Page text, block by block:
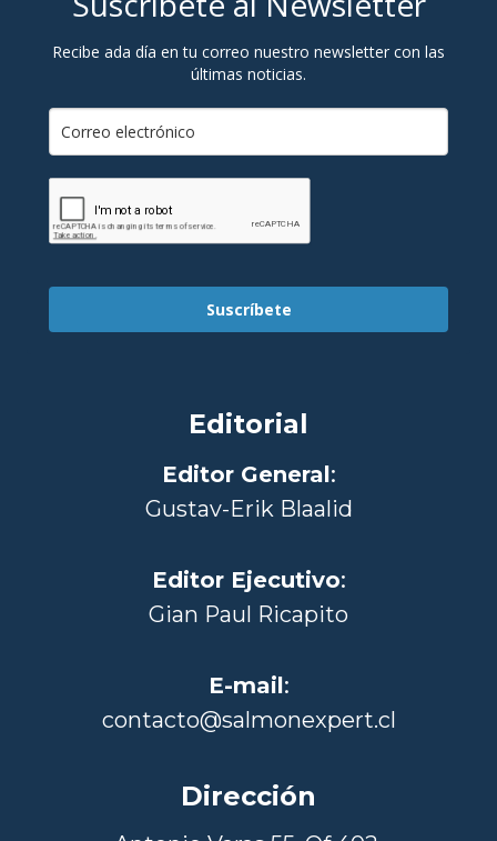
Recibe ada día en tu correo nuestro newsletter con las
últimas noticias.
Suscríbete
Editorial
Editor General:
Gustav-Erik Blaalid
Editor Ejecutivo:
Gian Paul Ricapito
E-mail:
contacto@salmonexpert.cl
Dirección